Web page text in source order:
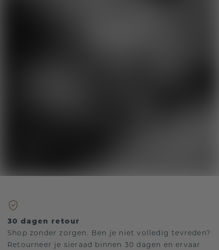
30 dagen retour
Shop zonder zorgen. Ben je niet volledig tevreden?
Retourneer je sieraad binnen 30 dagen en ervaar